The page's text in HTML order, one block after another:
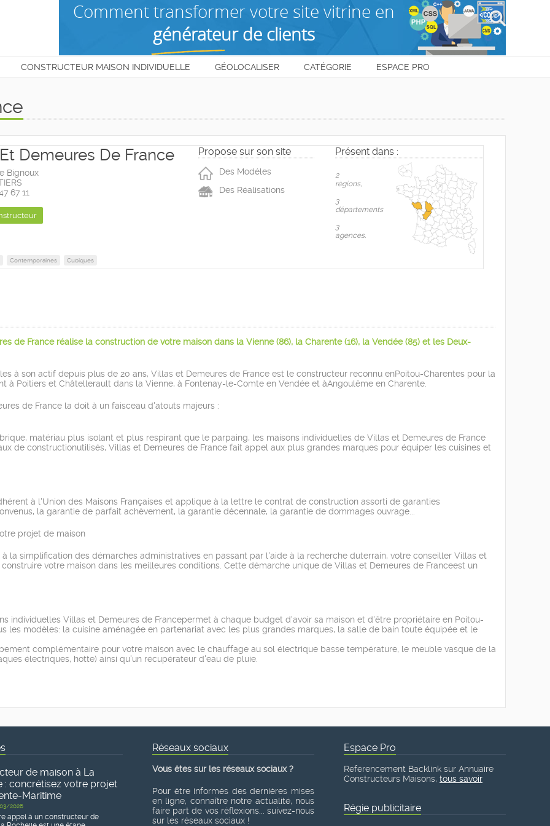
CONSTRUCTEUR MAISON INDIVIDUELLE GÉOLOCALISER CATÉGORIE
ESPACE PRO
Demeures De France
Bignoux
67 11
Propose sur son site
Des Modéles
Des Réalisations
Présent dans :
2
règions,
3
départements
3
agences.
Contemporaines Cubiques
de France réalise la construction de votre maison dans la Vienne (86), la Charente (16), la Vendée (85) et les Deux-
à son actif depuis plus de 20 ans, Villas et Demeures de France est le constructeur reconnu enPoitou-Charentes pour la
à Poitiers et Châtellerault dans la Vienne, à Fontenay-le-Comte en Vendée et àAngoulême en Charente.
de France la doit à un faisceau d'atouts majeurs :
matériau plus isolant et plus respirant que le parpaing, les maisons individuelles de Villas et Demeures de France
de constructionutilisés, Villas et Demeures de France fait appel aux plus grandes marques pour équiper les cuisines et
à l'Union des Maisons Françaises et applique à la lettre le contrat de construction assorti de garanties
la garantie de parfait achèvement, la garantie décennale, la garantie de dommages ouvrage...
projet de maison
la simplification des démarches administratives en passant par l'aide à la recherche duterrain, votre conseiller Villas et
votre maison dans les meilleures conditions. Cette démarche unique de Villas et Demeures de Franceest un
individuelles Villas et Demeures de Francepermet à chaque budget d'avoir sa maison et d'être propriétaire en Poitou-
les modèles: la cuisine aménagée en partenariat avec les plus grandes marques, la salle de bain toute équipée et le
complémentaire pour votre maison avec le chauffage au sol électrique basse température, le meuble vasque de la
électriques, hotte) ainsi qu'un récupérateur d'eau de pluie.
de maison à La
: concrétisez votre projet
Maritime
2026
appel à un constructeur de
Réseaux sociaux
Vous êtes sur les réseaux sociaux ?
Pour être informés des dernières mises
en ligne, connaître notre actualité, nous
faire part de vos réflexions... suivez-nous
sur les réseaux sociaux !
Espace Pro
Référencement Backlink sur Annuaire
Constructeurs Maisons, tous savoir
Régie publicitaire